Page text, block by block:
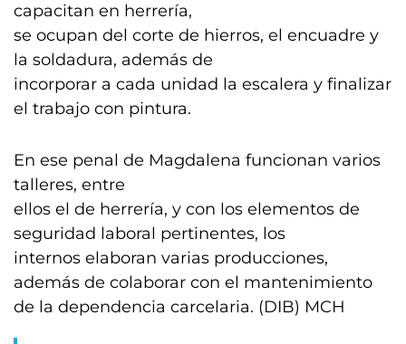
capacitan en herrería,
se ocupan del corte de hierros, el encuadre y
la soldadura, además de
incorporar a cada unidad la escalera y finalizar
el trabajo con pintura.
En ese penal de Magdalena funcionan varios
talleres, entre
ellos el de herrería, y con los elementos de
seguridad laboral pertinentes, los
internos elaboran varias producciones,
además de colaborar con el mantenimiento
de la dependencia carcelaria. (DIB) MCH